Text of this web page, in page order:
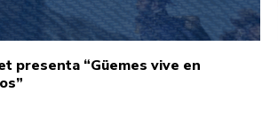
presenta “Güemes vive en